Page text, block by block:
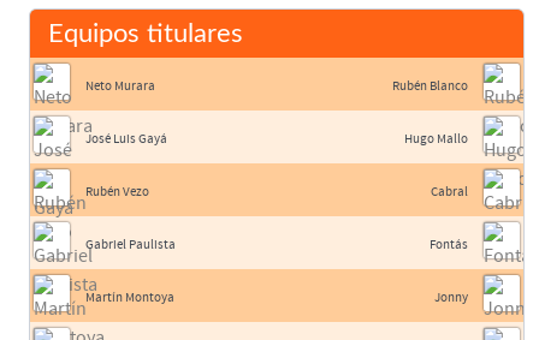
Equipos titulares
Neto Murara
José Luis Gayá
Rubén Vezo
Gabriel Paulista
Martín Montoya
Rubén Blanco
Hugo Mallo
Cabral
Fontás
Jonny